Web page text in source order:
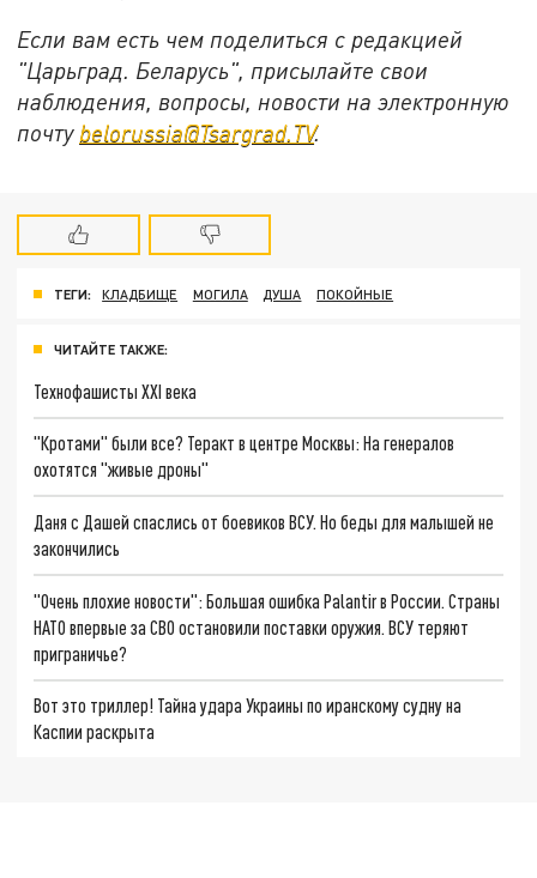
Если вам есть чем поделиться с редакцией
"Царьград. Беларусь", присылайте свои
наблюдения, вопросы, новости на электронную
почту belorussia@Tsargrad.TV.
ТЕГИ: КЛАДБИЩЕ МОГИЛА ДУША ПОКОЙНЫЕ
ЧИТАЙТЕ ТАКЖЕ:
Технофашисты XXI века
"Кротами" были все? Теракт в центре Москвы: На генералов
охотятся "живые дроны"
Даня с Дашей спаслись от боевиков ВСУ. Но беды для малышей не
закончились
"Очень плохие новости": Большая ошибка Palantir в России. Страны
НАТО впервые за СВО остановили поставки оружия. ВСУ теряют
приграничье?
Вот это триллер! Тайна удара Украины по иранскому судну на
Каспии раскрыта